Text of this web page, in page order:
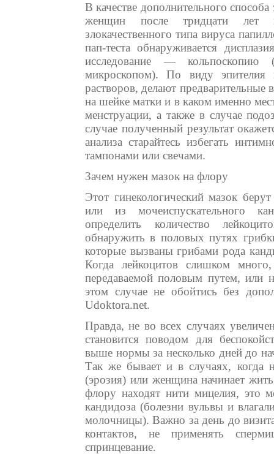
В качестве дополнительного
женщин после тридцати лет
злокачественного типа вируса
пап-теста обнаруживается
исследование —
микроскопом). По виду эпителия
растворов, делают предварительные
на шейке матки и в каком именно
менструации, а также в случае
случае полученный результат
анализа старайтесь избегать
тампонами или свечами.
Зачем нужен мазок на флору
Этот гинекологический мазок
или из мочеиспускательного
определить количество
обнаружить в половых путях
которые вызваны грибами рода
Когда лейкоцитов слишком
передаваемой половым путем, или
этом случае не обойтись без
Udoktora.net.
Правда, не во всех случаях
становится поводом для
выше нормы за несколько дней до
Так же бывает и в случаях, когда
(эрозия) или женщина начинает
флору находят нити мицелия, это
кандидоза (болезни вульвы и
молочницы). Важно за день до
контактов, не применять
спринцевание.